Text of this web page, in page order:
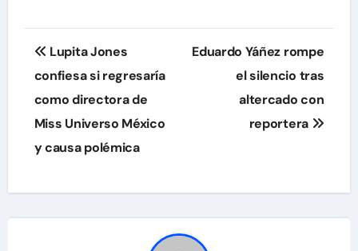
Navegación
de
entradas
Lupita Jones
confiesa si regresaría
como directora de
Miss Universo México
y causa polémica
Eduardo Yáñez rompe
el silencio tras
altercado con
reportera